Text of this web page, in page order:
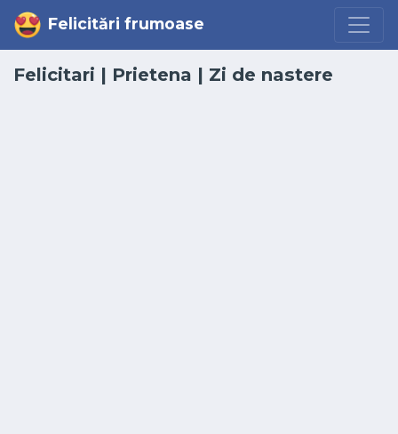
Felicitări frumoase
Felicitari | Prietena | Zi de nastere